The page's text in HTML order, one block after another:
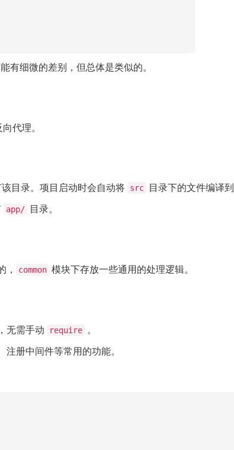
有细微的差别，但总体是类似的。
代理。
目录。项目启动时会自动将 src 目录下的文件编译到
app/ 目录。
， common 模块下存放一些通用的处理逻辑。
无需手动 require 。
册中间件等常用的功能。